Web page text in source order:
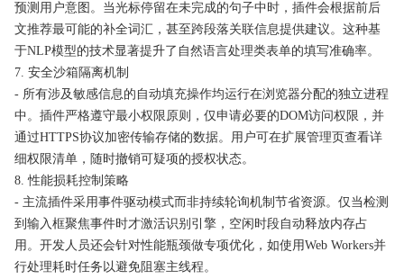
预测用户意图。当光标停留在未完成的句子中时，插件会根据前后
文推荐最可能的补全词汇，甚至跨段落关联信息提供建议。这种基
于NLP模型的技术显著提升了自然语言处理类表单的填写准确率。
7. 安全沙箱隔离机制
- 所有涉及敏感信息的自动填充操作均运行在浏览器分配的独立进程
中。插件严格遵守最小权限原则，仅申请必要的DOM访问权限，并
通过HTTPS协议加密传输存储的数据。用户可在扩展管理页查看详
细权限清单，随时撤销可疑项的授权状态。
8. 性能损耗控制策略
- 主流插件采用事件驱动模式而非持续轮询机制节省资源。仅当检测
到输入框聚焦事件时才激活识别引擎，空闲时段自动释放内存占
用。开发人员还会针对性能瓶颈做专项优化，如使用Web Workers并
行处理耗时任务以避免阻塞主线程。